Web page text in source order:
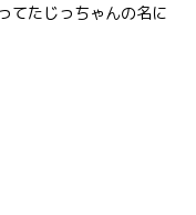
てたじっちゃんの名に